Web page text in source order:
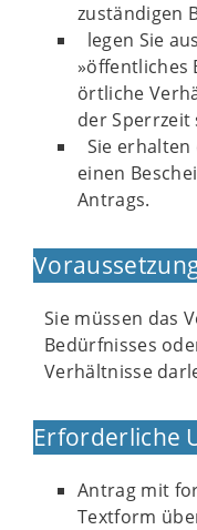
zuständigen
legen Sie
»öffentliches
örtliche
der Sperrzeit
Sie
einen
Antrags.
Sie müssen das
Bedürfnisses
Verhältnisse
Erforderliche
Antrag mit
Textform